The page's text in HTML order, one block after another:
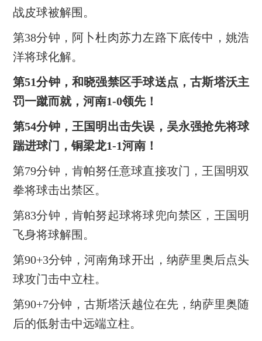
战皮球被解围。
第38分钟，阿卜杜肉苏力左路下底传中，姚浩
洋将球化解。
第51分钟，和晓强禁区手球送点，古斯塔沃主
罚一蹴而就，河南1-0领先！
第54分钟，王国明出击失误，吴永强抢先将球
踹进球门，铜梁龙1-1河南！
第79分钟，肯帕努任意球直接攻门，王国明双
拳将球击出禁区。
第83分钟，肯帕努起球将球兜向禁区，王国明
飞身将球解围。
第90+3分钟，河南角球开出，纳萨里奥后点头
球攻门击中立柱。
第90+7分钟，古斯塔沃越位在先，纳萨里奥随
后的低射击中远端立柱。